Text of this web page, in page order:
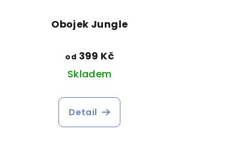
Obojek Jungle
od 399 Kč
Skladem
Detail